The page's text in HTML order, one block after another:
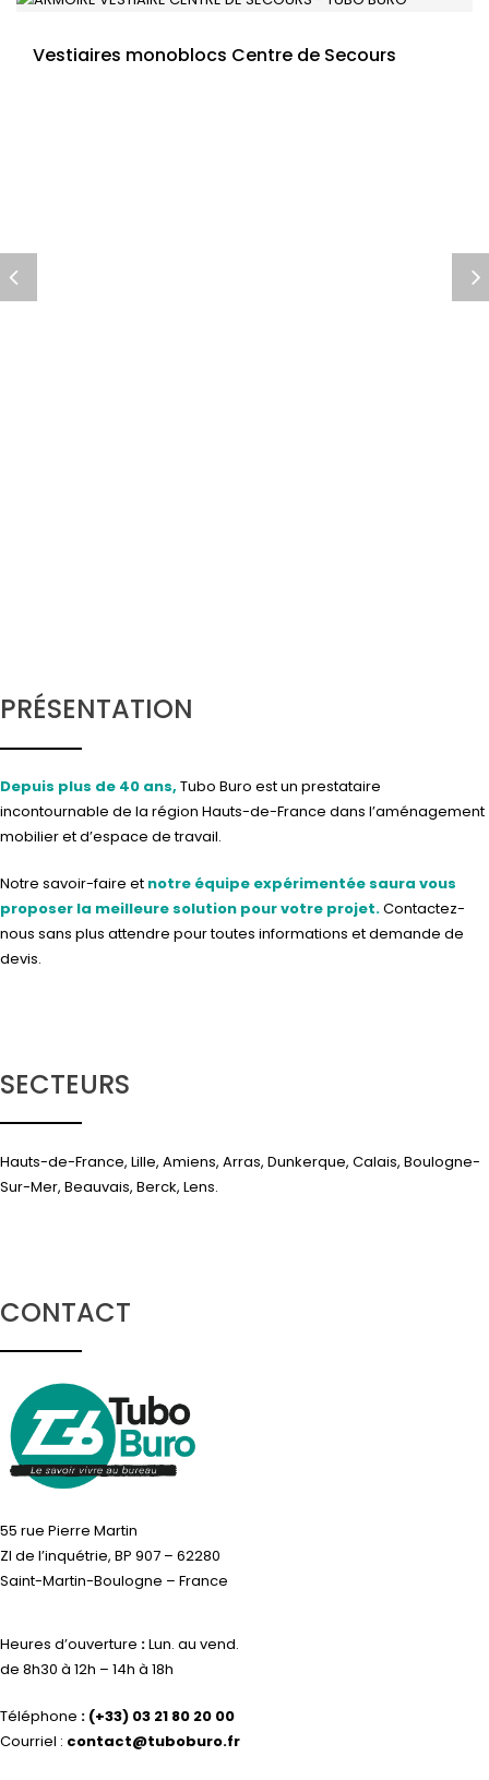
Vestiaires monoblocs Centre de Secours
PRÉSENTATION
Depuis plus de 40 ans, Tubo Buro est un prestataire
incontournable de la région Hauts-de-France dans l’aménagement
mobilier et d’espace de travail.
Notre savoir-faire et notre équipe expérimentée saura vous
proposer la meilleure solution pour votre projet.Contactez-
nous sans plus attendre pour toutes informations et demande de
devis.
SECTEURS
Hauts-de-France, Lille, Amiens, Arras, Dunkerque, Calais, Boulogne-
Sur-Mer, Beauvais, Berck, Lens.
CONTACT
55 rue Pierre Martin
ZI de l’inquétrie, BP 907 – 62280
Saint-Martin-Boulogne – France
Heures d’ouverture :Lun. au vend.
de 8h30 à 12h – 14h à 18h
Téléphone : (+33) 03 21 80 20 00
Courriel : contact@tuboburo.fr